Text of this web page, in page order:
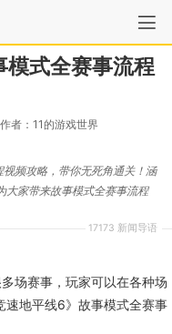
模式全赛事流程
作者：11的游戏世界
17173 新闻导语
视频攻略，带你无死角通关！涵
大家带来故事模式全赛事流程
场赛事，玩家可以在各种场
速地平线6》故事模式全赛事